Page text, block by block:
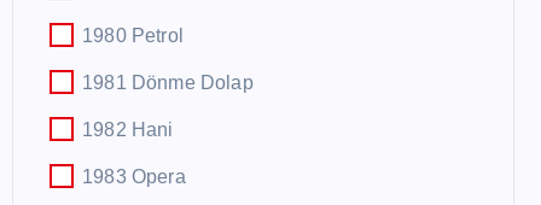
1980 Petrol
1981 Dönme Dolap
1982 Hani
1983 Opera